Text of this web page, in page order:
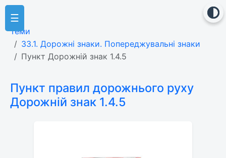
☰
Теми
33.1. Дорожні знаки. Попереджувальні знаки
Пункт Дорожній знак 1.4.5
Пункт правил дорожнього руху
Дорожній знак 1.4.5